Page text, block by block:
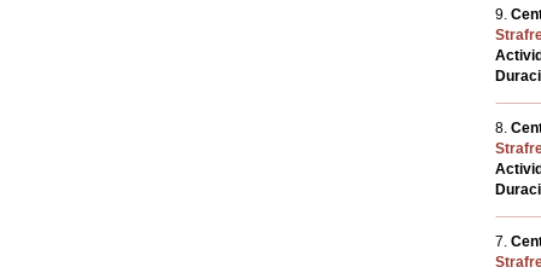
9.
8.
7.